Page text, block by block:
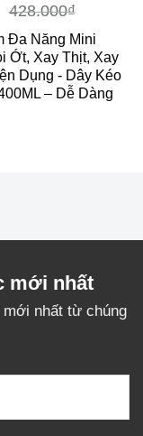
Đa Năng Mini
Ớt, Xay Thịt, Xay
Dụng - Dây Kéo
– Dễ Dàng
428.000₫
mới nhất
nhất từ chúng